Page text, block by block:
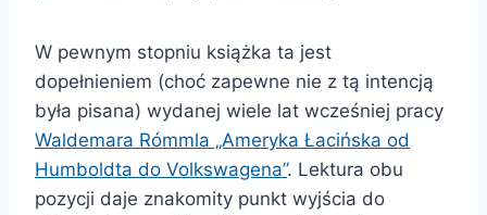
W pewnym stopniu książka ta jest
dopełnieniem (choć zapewne nie z tą intencją
była pisana) wydanej wiele lat wcześniej pracy
Waldemara Rómmla „Ameryka Łacińska od
Humboldta do Volkswagena”. Lektura obu
pozycji daje znakomity punkt wyjścia do